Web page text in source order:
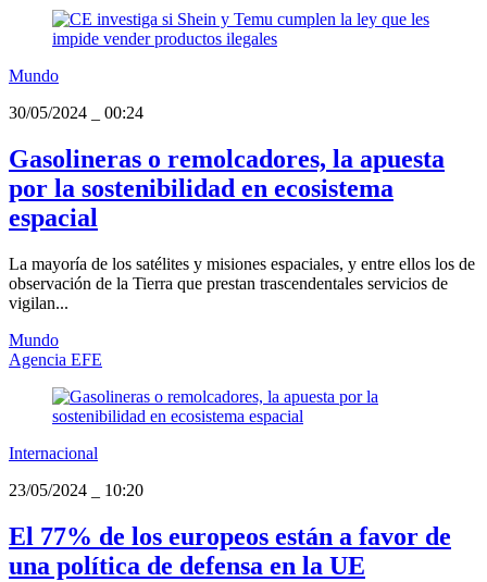
Mundo
30/05/2024
00:24
Gasolineras o remolcadores, la apuesta
por la sostenibilidad en ecosistema
espacial
La mayoría de los satélites y misiones espaciales, y entre ellos los de
observación de la Tierra que prestan trascendentales servicios de
vigilan...
Mundo
Agencia EFE
Internacional
23/05/2024
10:20
El 77% de los europeos están a favor de
una política de defensa en la UE